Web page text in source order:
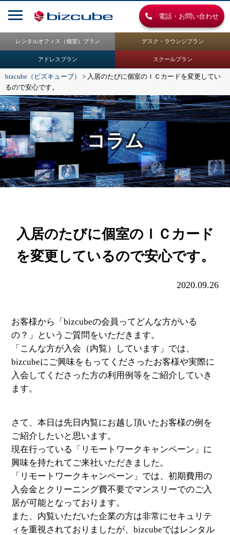
電話・お問い合わせ
レンタルオフィス（個室）プラン デスク・ラウンジプラン
アドレスプラン スクールプラン
bizcube（ビズキューブ） > 入居のたびに個室のＩＣカードを変更してい
るので安心です。
コラム
入居のたびに個室のＩＣカード
を変更しているので安心です。
2020.09.26
お客様から「bizcubeの会員ってどんな方がいる
の？」というご質問をいただきます。
「こんな方が入会（内覧）しています」では、
bizcubeにご興味をもってくださったお客様や実際に
入会してくださった方の利用例等をご紹介していき
ます。
さて、本日は先日内覧にお越し頂いたお客様の例を
ご紹介したいと思います。
現在行っている「リモートワークキャンペーン」に
興味を持たれてご来社いただきました。
「リモートワークキャンペーン」では、初期費用の
入会金とクリーニング費不要でマンスリーでのご入
居が可能となっております。
また、内覧いただいた企業の方は非常にセキュリテ
ィを重視されておりましたが、bizcubeではレンタル